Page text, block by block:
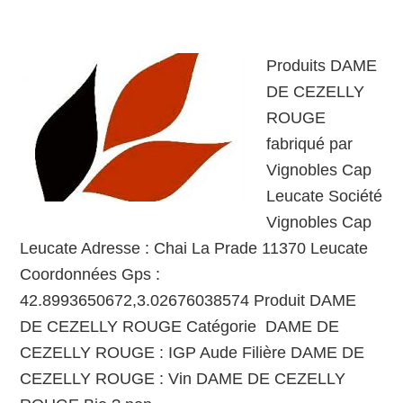
Produits DAME
DE CEZELLY
ROUGE
fabriqué par
Vignobles Cap
Leucate Société
Vignobles Cap
Leucate Adresse : Chai La Prade 11370 Leucate
Coordonnées Gps :
42.8993650672,3.02676038574 Produit DAME
DE CEZELLY ROUGE Catégorie DAME DE
CEZELLY ROUGE : IGP Aude Filière DAME DE
CEZELLY ROUGE : Vin DAME DE CEZELLY